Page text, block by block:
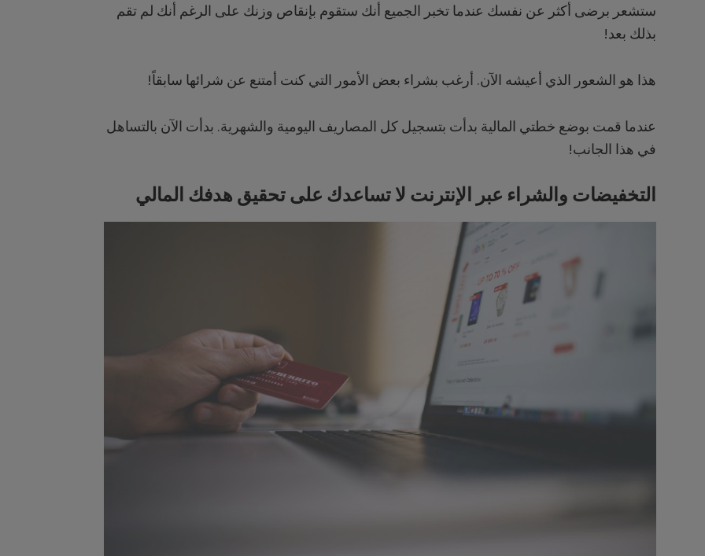
ستشعر برضى أكثر عن نفسك عندما تخبر الجميع أنك ستقوم بإنقاص وزنك على الرغم أنك لم تقم
بذلك بعد!
هذا هو الشعور الذي أعيشه الآن. أرغب بشراء بعض الأمور التي كنت أمتنع عن شرائها سابقاً!
عندما قمت بوضع خطتي المالية بدأت بتسجيل كل المصاريف اليومية والشهرية. بدأت الآن بالتساهل
في هذا الجانب!
التخفيضات والشراء عبر الإنترنت لا تساعدك على تحقيق هدفك المالي